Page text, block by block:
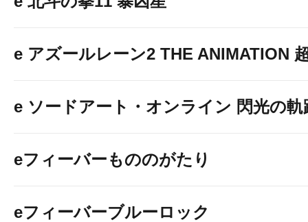
お楽しみに
8/8(土) 10時
ぱちタウ
e アズールレーン2 THE ANIMATION
e ソードアート・オンライン 閃光の軌
eフィーバーもののがたり
eフィーバーブルーロック